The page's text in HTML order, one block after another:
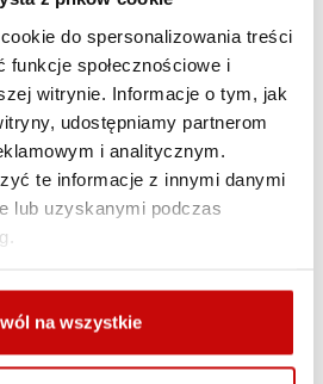
do spersonalizowania treści
funkcje społecznościowe i
witrynie. Informacje o tym, jak
udostępniamy partnerom
i analitycznym.
te informacje z innymi danymi
lub uzyskanymi podczas
na wszystkie
użytkowych.
rozwiązania techniczne
pracę z wciągarką przy poborze
360A przy pełnym obciążeniu!
2 x 250A została umieszczona
ją umieścić w innym miejscu – nie
na to zaledwie kilku minut.
odpowiada niezawodny hamulec
przekładnia planetarna
stali pozwoli na wiele lat
polecamy m.in. do